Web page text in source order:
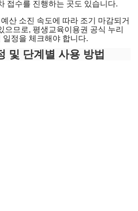
접수를 진행하는 곳도 있습니다.
산 소진 속도에 따라 조기 마감되거
으므로, 평생교육이용권 공식 누리
정을 체크해야 합니다.
및 단계별 사용 방법